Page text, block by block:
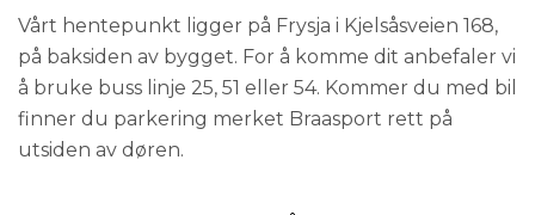
Vårt hentepunkt ligger på Frysja i Kjelsåsveien 168,
på baksiden av bygget. For å komme dit anbefaler vi
å bruke buss linje 25, 51 eller 54. Kommer du med bil
finner du parkering merket Braasport rett på
utsiden av døren.